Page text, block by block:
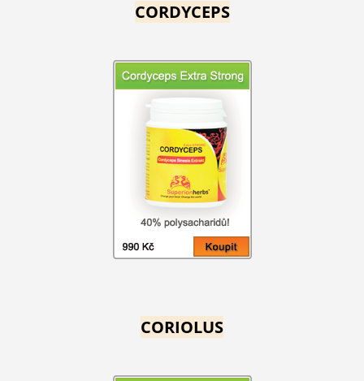
CORDYCEPS
CORIOLUS